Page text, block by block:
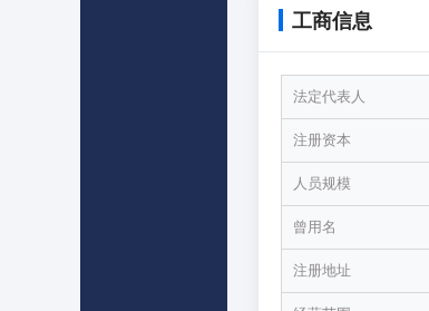
工商信息
法定代表人
注册资本
人员规模
曾用名
注册地址